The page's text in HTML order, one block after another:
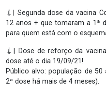
💉| Segunda dose da vacina
12 anos + que tomaram a 1ª
para quem está com o
💉| Dose de reforço da
dose até o dia 19/09/21!
Público alvo: população de
2ª dose há mais de 4 meses).